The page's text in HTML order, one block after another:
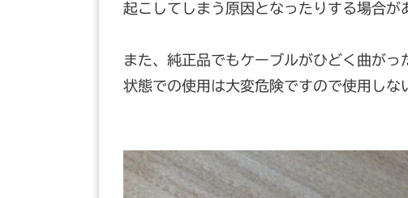
起こしてしまう原因となったりする場合が
また、純正品でもケーブルがひどく曲が
状態での使用は大変危険ですので使用しな